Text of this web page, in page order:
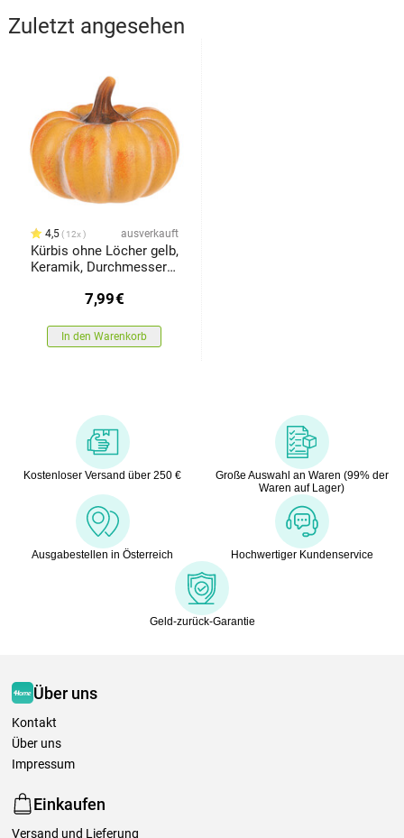
Zuletzt angesehen
4,5 12x ausverkauft
Kürbis ohne Löcher gelb,
Keramik, Durchmesser
7,99€
In den Warenkorb
Kostenloser Versand über 250 €
Große Auswahl an Waren (99% der
Waren auf Lager)
Ausgabestellen in Österreich Hochwertiger Kundenservice
Geld-zurück-Garantie
Über uns
Kontakt
Über uns
Impressum
Einkaufen
Versand und Lieferung